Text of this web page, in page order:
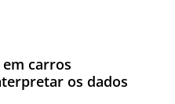
carros
os dados